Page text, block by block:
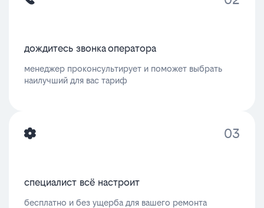
дождитесь звонка оператора
менеджер проконсультирует и поможет выбрать
наилучший для вас тариф
03
специалист всё настроит
бесплатно и без ущерба для вашего ремонта